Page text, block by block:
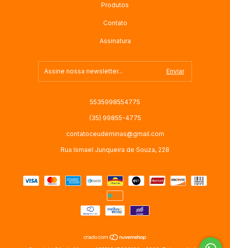
Produtos
Contato
Assinatura
5535998554775
(35) 99855-4775
contatoceudeminas@gmail.com
Rua Ismael Junqueira de Souza, 228